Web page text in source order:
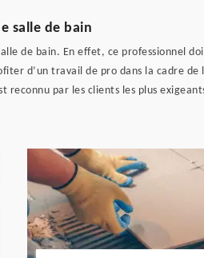
salle de bain
de bain. En effet, ce professionnel
d’un travail de pro dans la cadre
reconnu par les clients les plus